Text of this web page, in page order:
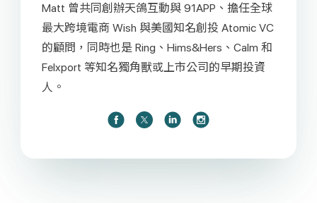
Matt 曾共同創辦天鴿互動與 91APP、擔任全球
最大跨境電商 Wish 與美國知名創投 Atomic VC
的顧問，同時也是 Ring、Hims&Hers、Calm 和
Felxport 等知名獨角獸或上市公司的早期投資
人。